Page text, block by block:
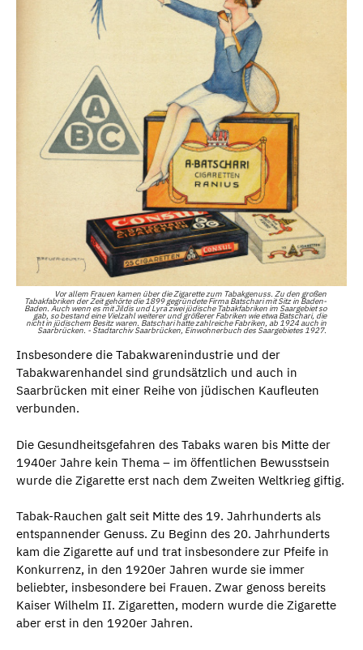
Vor allem Frauen kamen über die Zigarette zum Tabakgenuss. Zu den großen
Tabakfabriken der Zeit gehörte die 1899 gegründete Firma Batschari mit Sitz in Baden-
Baden. Auch wenn es mit Jildis und Lyra zwei jüdische Tabakfabriken im Saargebiet so
gab, so bestand eine Vielzahl weiterer und größerer Fabriken wie etwa Batschari, die
nicht in jüdischem Besitz waren. Batschari hatte zahlreiche Fabriken, ab 1924 auch in
Saarbrücken. - Stadtarchiv Saarbrücken, Einwohnerbuch des Saargebietes 1927.
Insbesondere die Tabakwarenindustrie und der
Tabakwarenhandel sind grundsätzlich und auch in
Saarbrücken mit einer Reihe von jüdischen Kaufleuten
verbunden.
Die Gesundheitsgefahren des Tabaks waren bis Mitte der
1940er Jahre kein Thema – im öffentlichen Bewusstsein
wurde die Zigarette erst nach dem Zweiten Weltkrieg giftig.
Tabak-Rauchen galt seit Mitte des 19. Jahrhunderts als
entspannender Genuss. Zu Beginn des 20. Jahrhunderts
kam die Zigarette auf und trat insbesondere zur Pfeife in
Konkurrenz, in den 1920er Jahren wurde sie immer
beliebter, insbesondere bei Frauen. Zwar genoss bereits
Kaiser Wilhelm II. Zigaretten, modern wurde die Zigarette
aber erst in den 1920er Jahren.